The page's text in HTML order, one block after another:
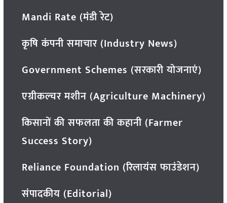
Mandi Rate (मंडी रेट)
कृषि कंपनी समाचार (Industry News)
Government Schemes (सरकारी योजनाएं)
एग्रीकल्चर मशीन (Agriculture Machinery)
किसानों की सफलता की कहानी (Farmer
Success Story)
Reliance Foundation (रिलायंस फाउंडेशन)
संपादकीय (Editorial)